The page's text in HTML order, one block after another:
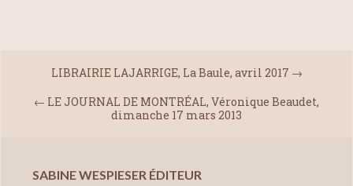
LIBRAIRIE LAJARRIGE, La Baule, avril 2017 →
← LE JOURNAL DE MONTRÉAL, Véronique Beaudet,
dimanche 17 mars 2013
SABINE WESPIESER ÉDITEUR